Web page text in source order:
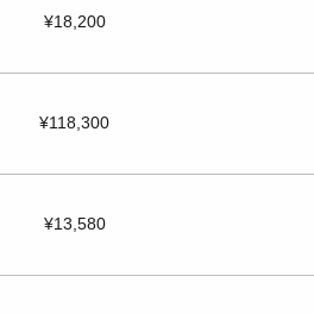
¥18,200
¥118,300
¥13,580